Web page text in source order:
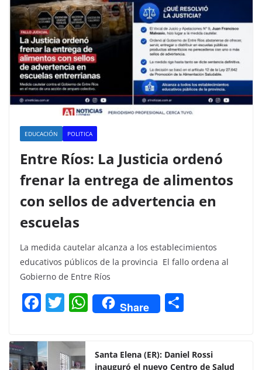
EDUCACIÓN POLITICA
Entre Ríos: La Justicia ordenó
frenar la entrega de alimentos
con sellos de advertencia en
escuelas
La medida cautelar alcanza a los establecimientos
educativos públicos de la provincia El fallo ordena al
Gobierno de Entre Ríos
F
c
e
T
itt
er
W
h
s
Share
p
Santa Elena (ER): Daniel Rossi
inauguró el nuevo Centro de Salud